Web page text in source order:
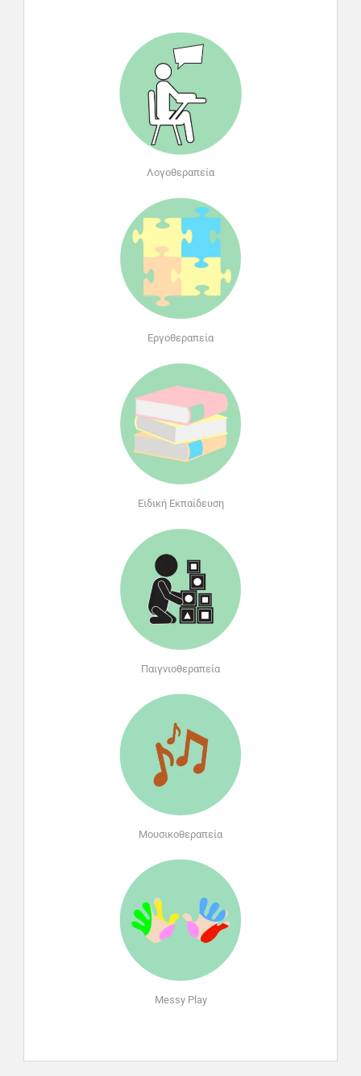
Λογοθεραπεία
Εργοθεραπεία
Ειδική Εκπαίδευση
Παιγνιοθεραπεία
Μουσικοθεραπεία
Messy Play